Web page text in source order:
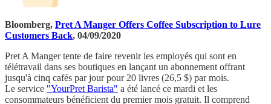
Bloomberg, Pret A Manger Offers Coffee Subscription to Lure
Customers Back, 04/09/2020
Pret A Manger tente de faire revenir les employés qui sont en
télétravail dans ses boutiques en lançant un abonnement offrant
jusqu'à cinq cafés par jour pour 20 livres (26,5 $) par mois.
Le service "YourPret Barista" a été lancé ce mardi et les
consommateurs bénéficient du premier mois gratuit. Il comprend